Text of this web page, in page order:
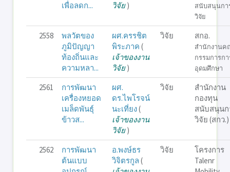
เพื่อลดก...
วิจัย)
สนับสนุนกา
วิจัย
2558
พลวัตของ
ภูมิปัญญา
ท้องถิ่นและ
ความหลา...
ผศ.ครรชิต
พิระภาค (
เจ้าของงาน
วิจัย)
วิจัย สกอ.
สำนักงานค
กรรมการก
อุดมศึกษา
2561
การพัฒนา
เครื่องหยอด
เมล็ดพันธุ์
ข้าวส...
ผศ.
ดร.ไพโรจน์
นะเที่ยง(
เจ้าของงาน
วิจัย)
วิจัย
สำนักงาน
กองทุน
สนับสนุนก
วิจัย (สกว.)
2562
การพัฒนา
ต้นแบบ
อ.พงษ์ธร
วิจิตรกูล (
วิจัย
โครงการ
Talenr